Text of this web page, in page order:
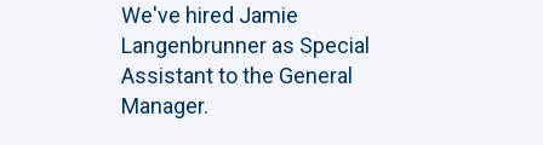
We've hired Jamie
Langenbrunner as Special
Assistant to the General
Manager.